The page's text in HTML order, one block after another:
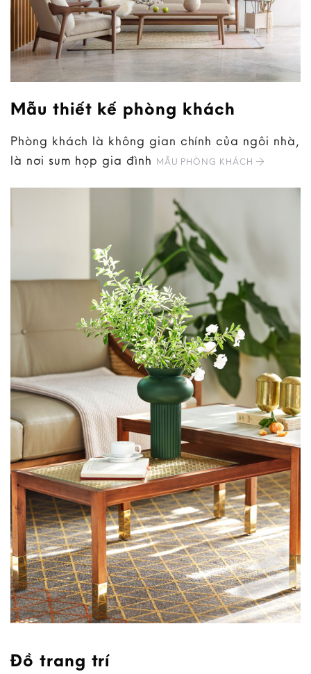
Mẫu thiết kế phòng khách
Phòng khách là không gian chính của ngôi nhà,
là nơi sum họp gia đình MẪU PHÒNG KHÁCH
Đồ trang trí